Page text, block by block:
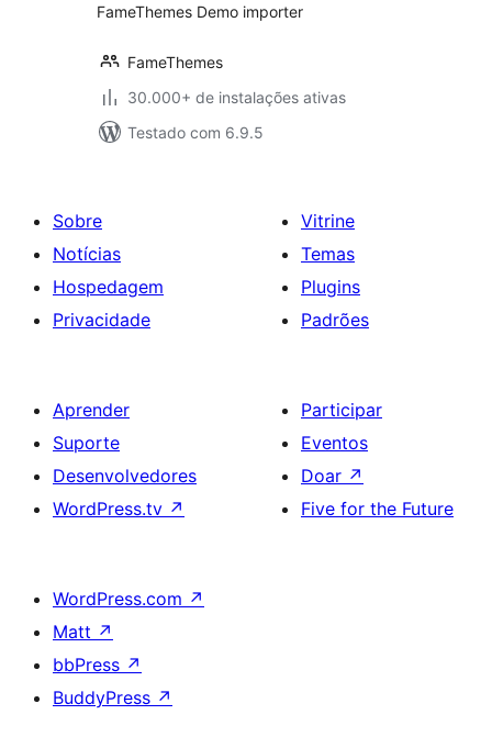
FameThemes Demo importer
FameThemes
30.000+ de instalações ativas
Testado com 6.9.5
Sobre
Notícias
Hospedagem
Privacidade
Vitrine
Temas
Plugins
Padrões
Aprender
Suporte
Desenvolvedores
WordPress.tv ↗
Participar
Eventos
Doar ↗
Five for the Future
WordPress.com ↗
Matt ↗
bbPress ↗
BuddyPress ↗